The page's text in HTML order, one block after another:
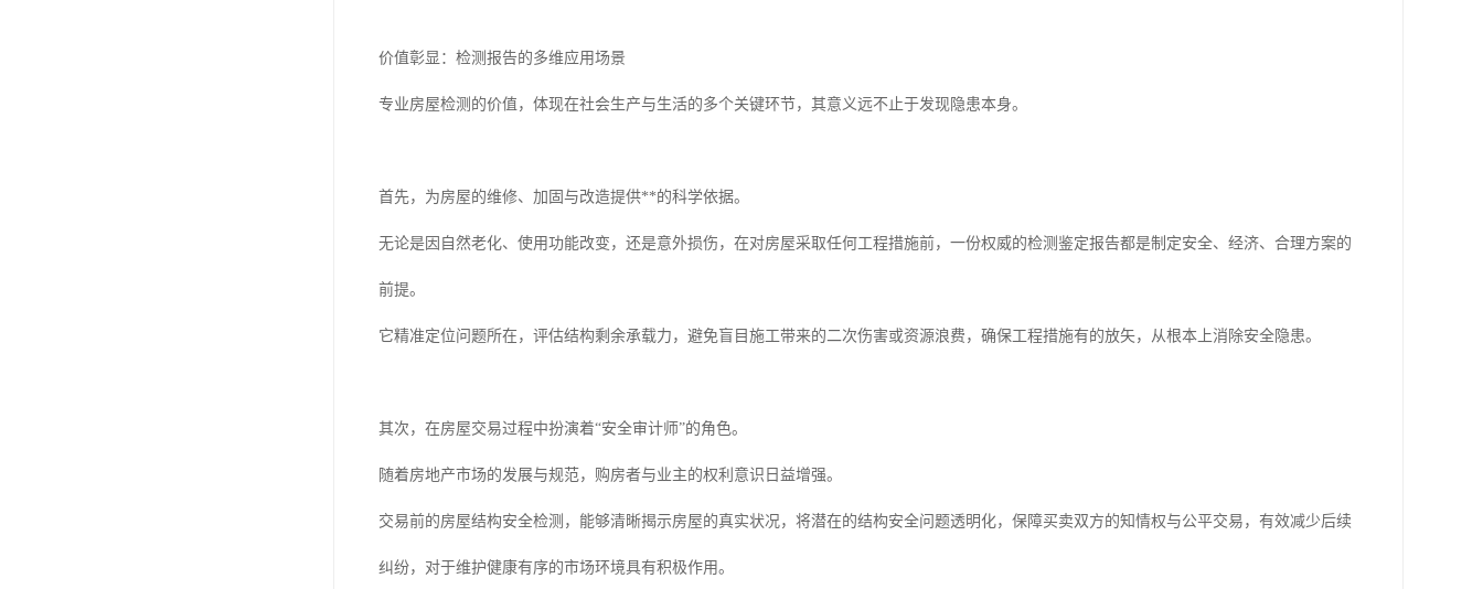
价值彰显：检测报告的多维应用场景
专业房屋检测的价值，体现在社会生产与生活的多个关键环节，其意义远不止于发现隐患本身。
首先，为房屋的维修、加固与改造提供**的科学依据。
无论是因自然老化、使用功能改变，还是意外损伤，在对房屋采取任何工程措施前，一份权威的检测鉴定报告都是制定安全、经济、合理方案的
前提。
它精准定位问题所在，评估结构剩余承载力，避免盲目施工带来的二次伤害或资源浪费，确保工程措施有的放矢，从根本上消除安全隐患。
其次，在房屋交易过程中扮演着“安全审计师”的角色。
随着房地产市场的发展与规范，购房者与业主的权利意识日益增强。
交易前的房屋结构安全检测，能够清晰揭示房屋的真实状况，将潜在的结构安全问题透明化，保障买卖双方的知情权与公平交易，有效减少后续
纠纷，对于维护健康有序的市场环境具有积极作用。